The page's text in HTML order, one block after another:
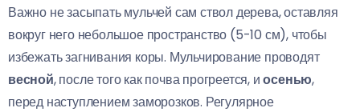
Важно не засыпать мульчей сам ствол дерева, оставляя
вокруг него небольшое пространство (5-10 см), чтобы
избежать загнивания коры. Мульчирование проводят
весной, после того как почва прогреется, иосенью,
перед наступлением заморозков. Регулярное